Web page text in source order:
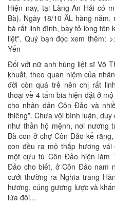
Hiện nay, tại Làng An Hải có
Bà). Ngày 18/10 ÂL hàng
bà rất linh đình, bày tỏ lòng tôn
liệt”. Quý bạn đọc xem thêm:
Yến
Đối với nữ anh hùng liệt sĩ Võ
khuất, theo quan niệm của
đời còn quá trẻ nên chị rất
thoại về 4 tấm bia hiện đặt ở
cho nhân dân Côn Đảo và
thiêng”. Chưa vội bình luận,
như thần hộ mệnh, nơi nương
Bà con ở chợ Côn Đảo kể
con đều ra mộ thắp hương
một cựu tù Côn Đảo hiện làm
Đảo cho biết, ở Côn Đảo nam
cưới thường ra Nghĩa trang
hương, cúng gương lược và
lứa đôi...